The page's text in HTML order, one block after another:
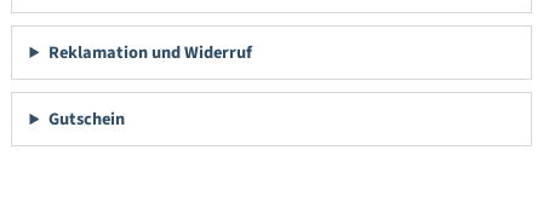
Reklamation und Widerruf
Gutschein